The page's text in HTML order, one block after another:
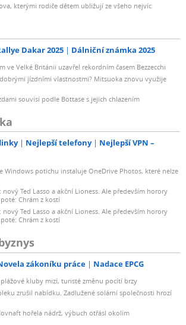
kterými rodiče dětem ubližují ze všeho nejvíc
Dakar 2025 Dálniční známka 2025
ve Velké Británii uzavřel rekordním časem Bezzecchi
jízdními vlastnostmi? Mitsuoka znovu využije
souvisí podle Bottase s jejich chlazením
Nejlepší telefony
Nejlepší VPN –
Windows potichu instaluje OneDrive Photos, které nelze
Ted Lasso a akční Lioness. Ale především horory
Chrám z kostí
Ted Lasso a akční Lioness. Ale především horory
Chrám z kostí
zákoníku práce Nadace EPCG
kluby mizí, turisté změnu pocítí brzy
zrušil nabídku. Zadlužené solární společnosti hrozí
hořela nádrž, výbuch otřásl okolím